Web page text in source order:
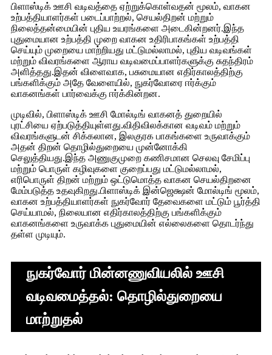
பிளாஸ்டிக் ஊசி வடிவத்தை ஏற்றுக்கொள்வதன் மூலம், வாகன
உற்பத்தியாளர்கள் படைப்பாற்றல், செயல்திறன் மற்றும்
நிலைத்தன்மையின் புதிய உயரங்களை அடைகின்றனர்.இந்த
புதுமையான உற்பத்தி முறை வாகன உதிரிபாகங்கள் உற்பத்தி
செய்யும் முறையை மாற்றியது மட்டுமல்லாமல், புதிய வடிவங்கள்
மற்றும் விவரங்களை ஆராய வடிவமைப்பாளர்களுக்கு சுதந்திரம்
அளித்தது.இதன் விளைவாக, பசுமையான எதிர்காலத்திற்கு
பங்களிக்கும் அதே வேளையில், நுகர்வோரை ஈர்க்கும்
வாகனங்கள் பார்வைக்கு ஈர்க்கின்றன.
முடிவில், பிளாஸ்டிக் ஊசி மோல்டிங் வாகனத் துறையில்
புரட்சியை ஏற்படுத்தியுள்ளது.விதிவிலக்கான வடிவம் மற்றும்
விவரங்களுடன் சிக்கலான, இலகுரக பாகங்களை உருவாக்கும்
அதன் திறன் தொழில்துறையை முன்னோக்கி
செலுத்தியது.இந்த அணுகுமுறை கணிசமான செலவு சேமிப்பு
மற்றும் பொருள் கழிவுகளை குறைப்பது மட்டுமல்லாமல்,
எரிபொருள் திறன் மற்றும் ஒட்டுமொத்த வாகன செயல்திறனை
மேம்படுத்த உதவுகிறது.பிளாஸ்டிக் இன்ஜெக்ஷன் மோல்டிங் மூலம்,
வாகன உற்பத்தியாளர்கள் நுகர்வோர் தேவைகளை மட்டும் பூர்த்தி
செய்யாமல், நிலையான எதிர்காலத்திற்கு பங்களிக்கும்
வாகனங்களை உருவாக்க புதுமையின் எல்லைகளை தொடர்ந்து
தள்ள முடியும்.
நுகர்வோர் மின்னணுவியலில் ஊசி
வடிவமைத்தல்: தொழில்துறையை
மாற்றுதல்